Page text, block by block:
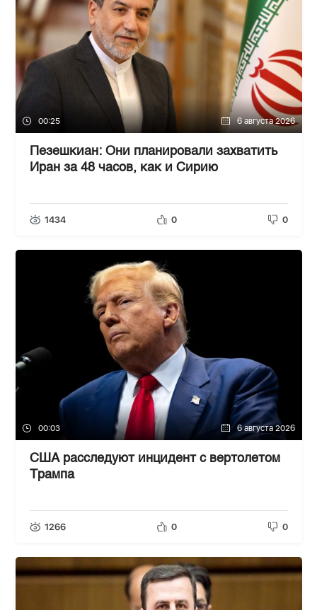
00:25 6 августа 2026
Пезешкиан: Они планировали захватить
Иран за 48 часов, как и Сирию
1434 0 0
00:03 6 августа 2026
США расследуют инцидент с вертолетом
Трампа
1266 0 0